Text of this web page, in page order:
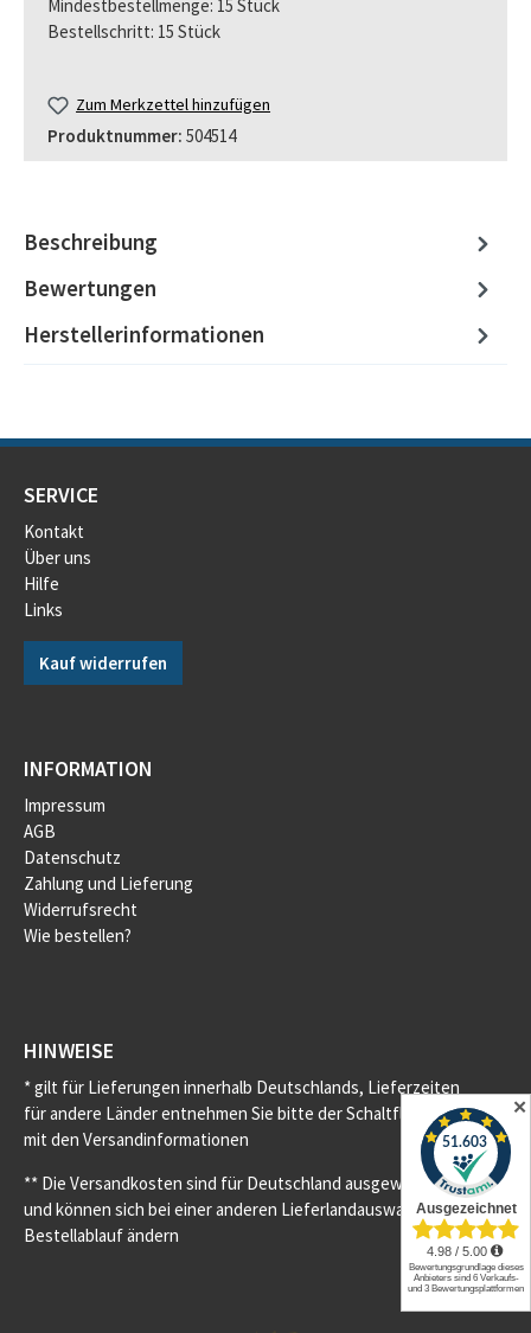
Mindestbestellmenge: 15 Stück
Bestellschritt: 15 Stück
Zum Merkzettel hinzufügen
Produktnummer: 504514
Beschreibung
Bewertungen
Herstellerinformationen
SERVICE
Kontakt
Über uns
Hilfe
Links
Kauf widerrufen
INFORMATION
Impressum
AGB
Datenschutz
Zahlung und Lieferung
Widerrufsrecht
Wie bestellen?
HINWEISE
* gilt für Lieferungen innerhalb Deutschlands, Lieferzeiten
für andere Länder entnehmen Sie bitte der Schaltfläche
mit den Versandinformationen
** Die Versandkosten sind für Deutschland ausgewiesen
und können sich bei einer anderen Lieferlandauswahl im
Bestellablauf ändern
✕